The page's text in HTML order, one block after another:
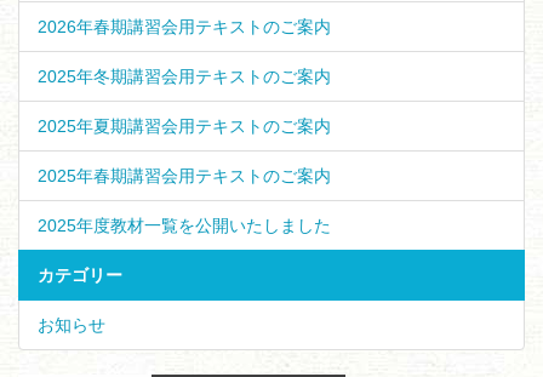
2026年春期講習会用テキストのご案内
2025年冬期講習会用テキストのご案内
2025年夏期講習会用テキストのご案内
2025年春期講習会用テキストのご案内
2025年度教材一覧を公開いたしました
カテゴリー
お知らせ